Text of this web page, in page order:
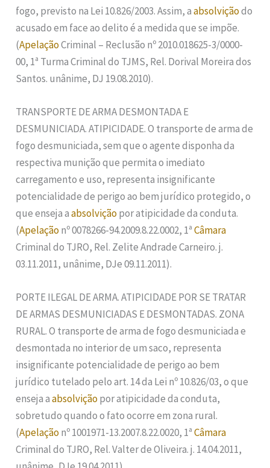
fogo, previsto na Lei 10.826/2003. Assim, aabsolviçãodo
acusado em face ao delito é a medida que se impõe.
(ApelaçãoCriminal – Reclusão nº 2010.018625-3/0000-
00, 1ª Turma Criminal do TJMS, Rel. Dorival Moreira dos
Santos. unânime, DJ 19.08.2010).
TRANSPORTE DE ARMA DESMONTADA E
DESMUNICIADA. ATIPICIDADE. O transporte de arma de
fogo desmuniciada, sem que o agente disponha da
respectiva munição que permita o imediato
carregamento e uso, representa insignificante
potencialidade de perigo ao bem jurídico protegido, o
que enseja aabsolviçãopor atipicidade da conduta.
(Apelaçãonº 0078266-94.2009.8.22.0002, 1ªCâmara
Criminal do TJRO, Rel. Zelite Andrade Carneiro. j.
03.11.2011, unânime, DJe 09.11.2011).
PORTE ILEGAL DE ARMA. ATIPICIDADE POR SE TRATAR
DE ARMAS DESMUNICIADAS E DESMONTADAS. ZONA
RURAL. O transporte de arma de fogo desmuniciada e
desmontada no interior de um saco, representa
insignificante potencialidade de perigo ao bem
jurídico tutelado pelo art. 14 da Lei nº 10.826/03, o que
enseja aabsolviçãopor atipicidade da conduta,
sobretudo quando o fato ocorre em zona rural.
(Apelaçãonº 1001971-13.2007.8.22.0020, 1ªCâmara
Criminal do TJRO, Rel. Valter de Oliveira. j. 14.04.2011,